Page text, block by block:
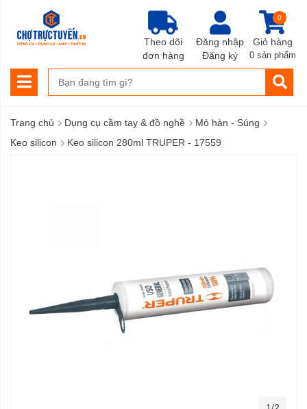
Đăng nhập
Đăng ký
Giỏ hàng
0
0 sản phẩm
Theo dõi
đơn hàng
Trang chủ › Dụng cụ cầm tay & đồ nghề › Mỏ hàn - Súng ›
Keo silicon › Keo silicon 280ml TRUPER - 17559